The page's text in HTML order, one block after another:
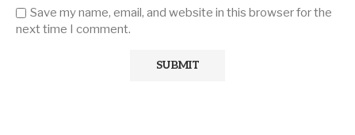
Save my name, email, and website in this browser for the
next time I comment.